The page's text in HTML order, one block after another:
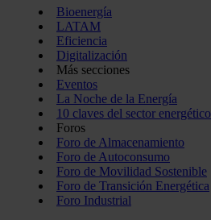
Bioenergía
LATAM
Eficiencia
Digitalización
Más secciones
Eventos
La Noche de la Energía
10 claves del sector energético
Foros
Foro de Almacenamiento
Foro de Autoconsumo
Foro de Movilidad Sostenible
Foro de Transición Energética
Foro Industrial